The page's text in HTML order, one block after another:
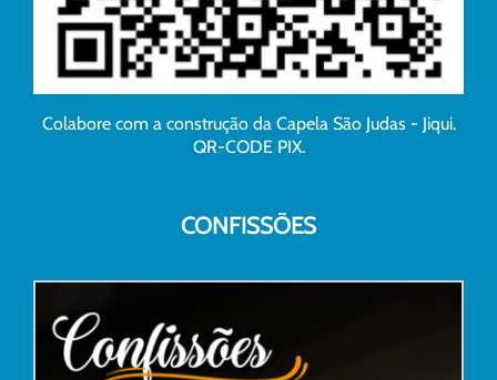
Colabore com a construção da Capela São Judas - Jiqui.
QR-CODE PIX.
CONFISSÕES